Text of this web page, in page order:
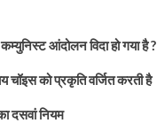
आंदोलन विदा हो गया है ?
चॉइस को प्रकृति वर्जित करती है
दसवां नियम